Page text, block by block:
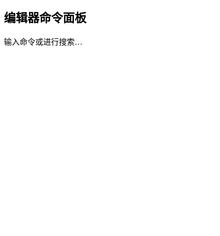
编辑器命令面板
输入命令或进行搜索…